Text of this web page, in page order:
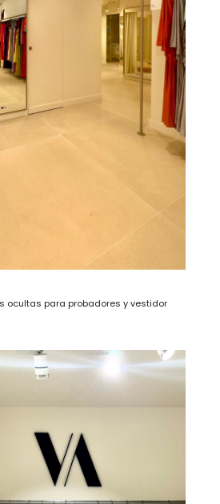
ocultas para probadores y vestidor